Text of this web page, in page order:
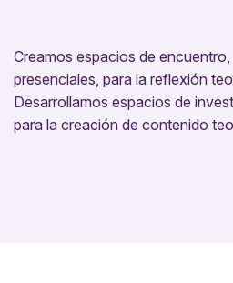
Creamos espacios de
presenciales, para la reflexión
Desarrollamos espacios de
para la creación de contenido